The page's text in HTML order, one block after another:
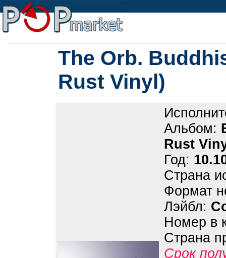
The Orb.
Rust Vinyl)
Альбом:
Rust
Год:
Страна
Формат
Лэйбл:
Номер в
Страна
Срок